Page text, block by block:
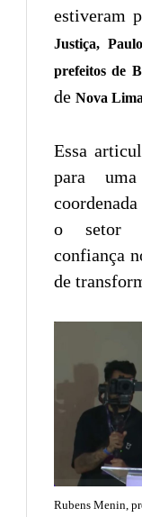
estiveram
Justiça,
prefeitos de
de Nova
Essa
para
o setor
confiança
de
Rubens Menin,